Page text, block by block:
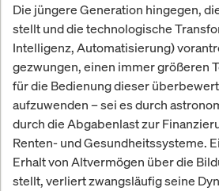
Die jüngere Generation hingegen,
stellt und die technologische
Intelligenz, Automatisierung)
gezwungen, einen immer größeren
für die Bedienung dieser
aufzuwenden – sei es durch
durch die Abgabenlast zur
Renten- und Gesundheitssysteme.
Erhalt von Altvermögen über die
stellt, verliert zwangsläufig seine